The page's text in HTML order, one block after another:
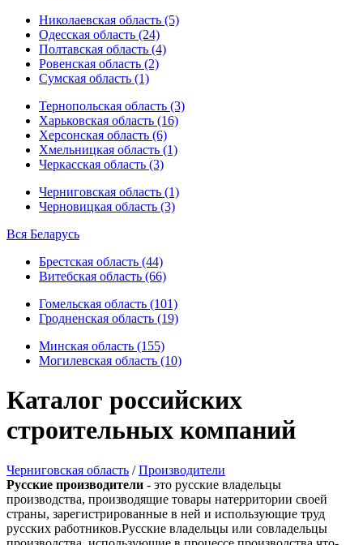
Николаевская область (5)
Одесская область (24)
Полтавская область (4)
Ровенская область (2)
Сумская область (1)
Тернопольская область (3)
Харьковская область (16)
Херсонская область (6)
Хмельницкая область (1)
Черкасская область (3)
Черниговская область (1)
Черновицкая область (3)
Вся Беларусь
Брестская область (44)
Витебская область (66)
Гомельская область (101)
Гродненская область (19)
Минская область (155)
Могилевская область (10)
Каталог российских
строительных компаний
Черниговская область /Производители
Русские производители - это русские владельцы
производства, производящие товары натерритории своей
страны, зарегистрированные в ней и использующие труд
русских работников.Русские владельцы или совладельцы